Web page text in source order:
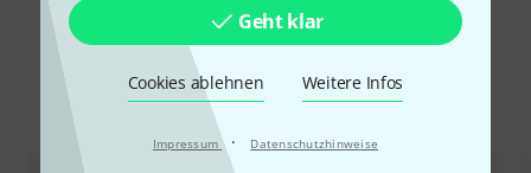
Geht klar
Cookies ablehnen Weitere Infos
Impressum · Datenschutzhinweise
Alternativen vergleichen